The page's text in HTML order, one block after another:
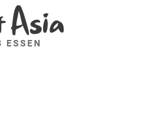
zu fragen. Ich bin für Sie da!